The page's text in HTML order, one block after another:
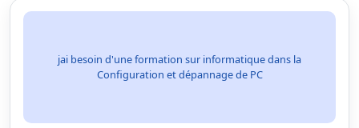
jai besoin d'une formation sur informatique dans la
Configuration et dépannage de PC